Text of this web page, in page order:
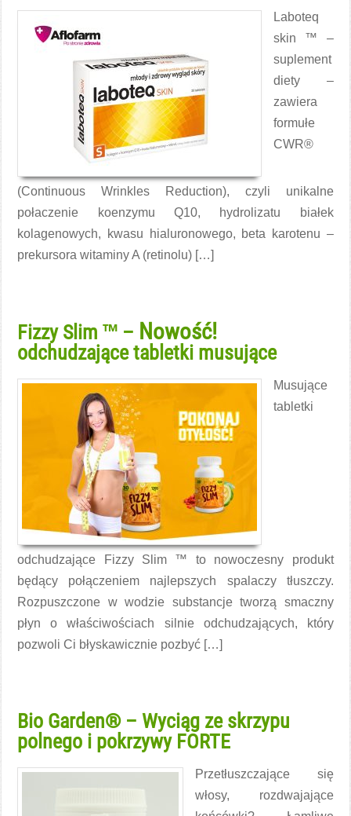
Laboteq
skin ™ –
suplement
diety –
zawiera
formułe
CWR®
(Continuous Wrinkles Reduction), czyli unikalne
połaczenie koenzymu Q10, hydrolizatu białek
kolagenowych, kwasu hialuronowego, beta karotenu –
prekursora witaminy A (retinolu) […]
Fizzy Slim ™ – Nowość!
odchudzające tabletki musujące
Musujące
tabletki
odchudzające Fizzy Slim ™ to nowoczesny produkt
będący połączeniem najlepszych spalaczy tłuszczy.
Rozpuszczone w wodzie substancje tworzą smaczny
płyn o właściwościach silnie odchudzających, który
pozwoli Ci błyskawicznie pozbyć […]
Bio Garden® – Wyciąg ze skrzypu
polnego i pokrzywy FORTE
Przetłuszczające się
włosy, rozdwajające